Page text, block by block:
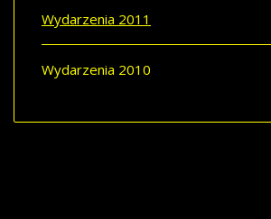
Wydarzenia 2011
Wydarzenia 2010